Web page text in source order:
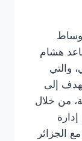
هشام
والتي
إلى
من خلال
الجزائر